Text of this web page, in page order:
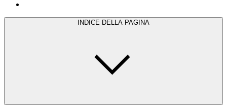
INDICE DELLA PAGINA